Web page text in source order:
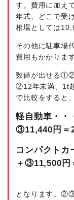
す。費用に加え
年式、どこで受
相場としては
その他に駐車場
費用もかかります
数値が出せる
②12年未満、1t
で比較をすると、
軽自動車・
③11,440円＝
コンパクト
＋③11,500円
となります。